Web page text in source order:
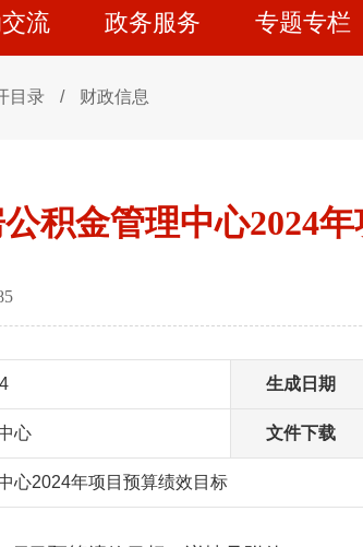
流 政务服务 专题专栏
目录 / 财政信息
积金管理中心2024
生成日期
心 文件下载
心2024年项目预算绩效目标